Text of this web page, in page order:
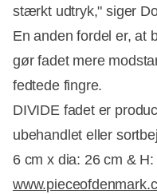
stærkt udtryk," siger
En anden fordel er,
gør fadet mere
fedtede fingre.
DIVIDE fadet er
ubehandlet eller
6 cm x dia: 26 cm &